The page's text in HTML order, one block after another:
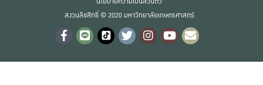
สงวนลิขสิทธิ์ © 2020 มหาวิทยาลัยเกษตรศาสตร์